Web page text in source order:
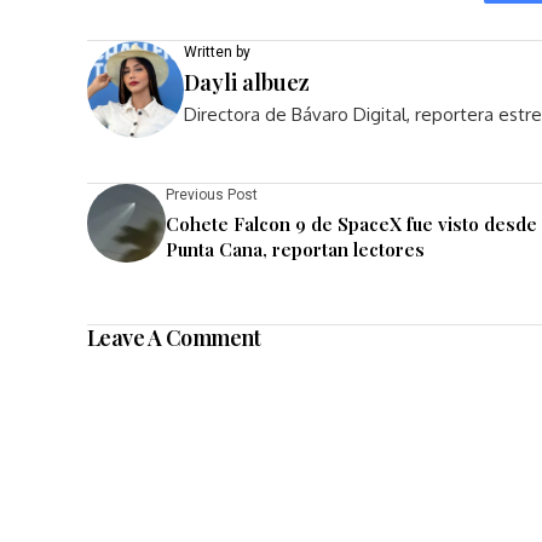
Written by
Dayli albuez
Directora de Bávaro Digital, reportera
Previous Post
Cohete Falcon 9 de SpaceX fue visto desde
Punta Cana, reportan lectores
Leave A Comment